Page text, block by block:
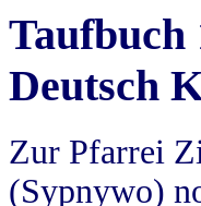
Taufbuch
Deutsch
Zur Pfarrei
(Sypnywo)